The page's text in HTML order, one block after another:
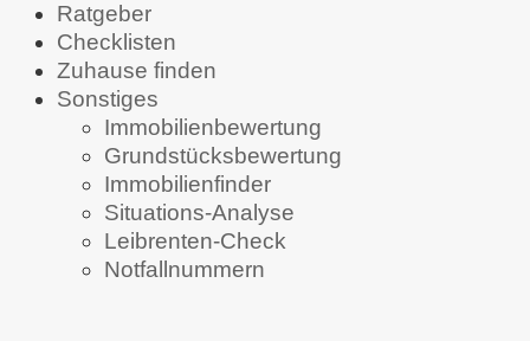
Ratgeber
Checklisten
Zuhause finden
Sonstiges
Immobilienbewertung
Grundstücksbewertung
Immobilienfinder
Situations-Analyse
Leibrenten-Check
Notfallnummern